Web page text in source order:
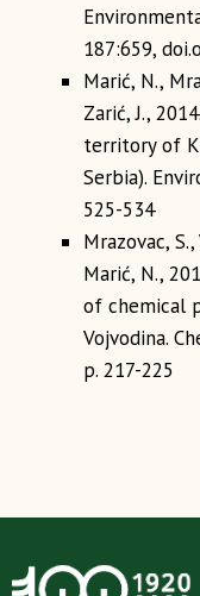
187:659,
Marić, N.,
Zarić, J.,
territory of
Serbia).
525-534
Mrazovac,
Marić, N.,
of chemical
Vojvodina.
p. 217-225